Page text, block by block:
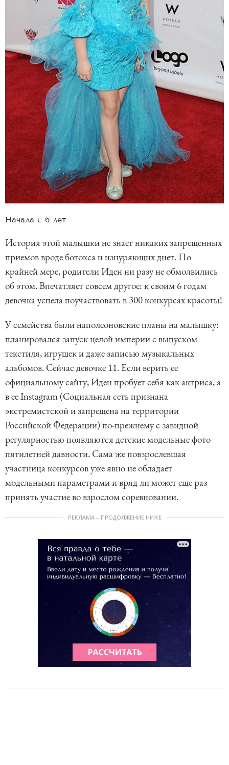
Начала с 6 лет
История этой малышки не знает никаких запрещенных
приемов вроде ботокса и изнуряющих диет. По
крайней мере, родители Иден ни разу не обмолвились
об этом. Впечатляет совсем другое: к своим 6 годам
девочка успела поучаствовать в 300 конкурсах красоты!
У семейства были наполеоновские планы на малышку:
планировался запуск целой империи с выпуском
текстиля, игрушек и даже записью музыкальных
альбомов. Сейчас девочке 11. Если верить ее
официальному сайту, Иден пробует себя как актриса, а
в ее Instagram (Социальная сеть признана
экстремистской и запрещена на территории
Российской Федерации) по-прежнему с завидной
регулярностью появляются детские модельные фото
пятилетней давности. Сама же повзрослевшая
участница конкурсов уже явно не обладает
модельными параметрами и вряд ли может еще раз
принять участие во взрослом соревновании.
РЕКЛАМА – ПРОДОЛЖЕНИЕ НИЖЕ